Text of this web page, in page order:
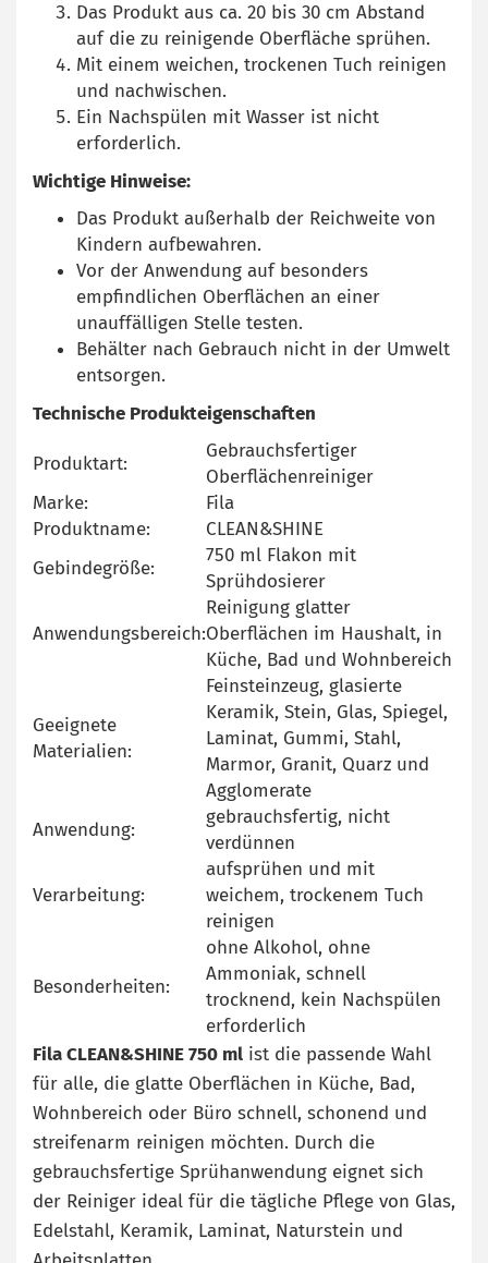
Das Produkt aus ca. 20 bis 30 cm Abstand
auf die zu reinigende Oberfläche sprühen.
Mit einem weichen, trockenen Tuch reinigen
und nachwischen.
Ein Nachspülen mit Wasser ist nicht
erforderlich.
Wichtige Hinweise:
Das Produkt außerhalb der Reichweite von
Kindern aufbewahren.
Vor der Anwendung auf besonders
empfindlichen Oberflächen an einer
unauffälligen Stelle testen.
Behälter nach Gebrauch nicht in der Umwelt
entsorgen.
Technische Produkteigenschaften
Produktart:
Gebrauchsfertiger
Oberflächenreiniger
Marke:
Fila
Produktname:
CLEAN&SHINE
Gebindegröße:
750 ml Flakon mit
Sprühdosierer
Anwendungsbereich:
Reinigung glatter
Oberflächen im Haushalt, in
Küche, Bad und Wohnbereich
Geeignete
Materialien:
Feinsteinzeug, glasierte
Keramik, Stein, Glas, Spiegel,
Laminat, Gummi, Stahl,
Marmor, Granit, Quarz und
Agglomerate
Anwendung:
gebrauchsfertig, nicht
verdünnen
Verarbeitung:
aufsprühen und mit
weichem, trockenem Tuch
reinigen
Besonderheiten:
ohne Alkohol, ohne
Ammoniak, schnell
trocknend, kein Nachspülen
erforderlich
Fila CLEAN&SHINE 750 ml ist die passende Wahl
für alle, die glatte Oberflächen in Küche, Bad,
Wohnbereich oder Büro schnell, schonend und
streifenarm reinigen möchten. Durch die
gebrauchsfertige Sprühanwendung eignet sich
der Reiniger ideal für die tägliche Pflege von Glas,
Edelstahl, Keramik, Laminat, Naturstein und